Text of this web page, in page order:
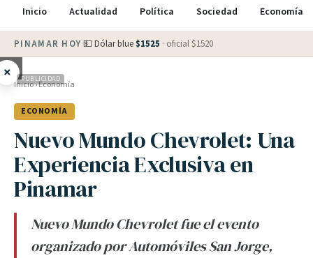
Inicio Actualidad Política Sociedad Economía
PINAMAR HOY·💵 Dólar blue $1525 · oficial $1520
× PUBLICIDAD
Inicio›Economía
ECONOMÍA
Nuevo Mundo Chevrolet: Una
Experiencia Exclusiva en
Pinamar
Nuevo Mundo Chevrolet fue el evento
organizado por Automóviles San Jorge,